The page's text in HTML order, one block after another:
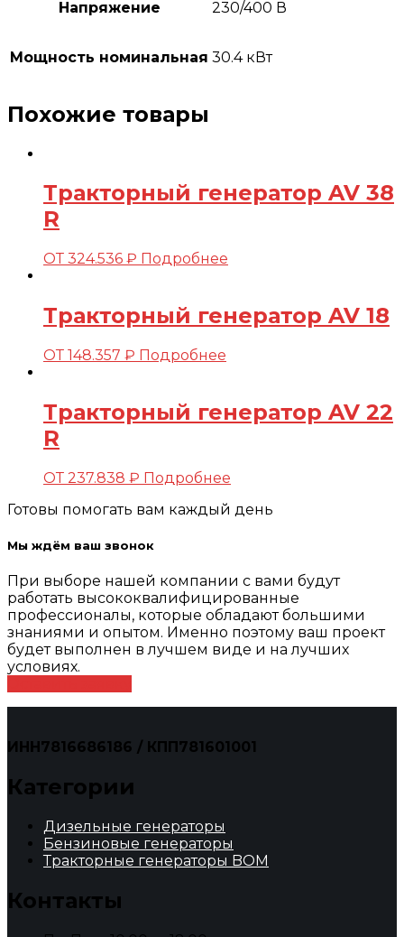
Напряжение 230/400 В
Мощность номинальная 30.4 кВт
Похожие товары
Тракторный генератор AV 38
R
ОТ 324.536 ₽ Подробнее
Тракторный генератор AV 18
ОТ 148.357 ₽ Подробнее
Тракторный генератор AV 22
R
ОТ 237.838 ₽ Подробнее
Готовы помогать вам каждый день
Мы ждём ваш звонок
При выборе нашей компании с вами будут
работать высококвалифицированные
профессионалы, которые обладают большими
знаниями и опытом. Именно поэтому ваш проект
будет выполнен в лучшем виде и на лучших
условиях.
ИНН7816686186 / КПП781601001
Категории
Дизельные генераторы
Бензиновые генераторы
Тракторные генераторы BOM
Контакты